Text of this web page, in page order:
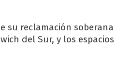
su reclamación soberana
del Sur, y los espacios